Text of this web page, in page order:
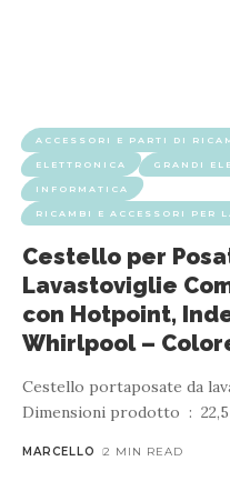
ACCESSORI E PARTI DI
ELETTRONICA GRANDI
INFORMATICA
RICAMBI E ACCESSORI PER
Cestello per
Lavastoviglie
con Hotpoint,
Whirlpool –
Cestello portaposate da
Dimensioni
MARCELLO 2 MIN READ